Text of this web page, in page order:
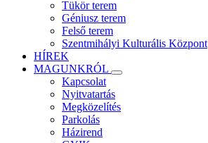
Tükör terem
Géniusz terem
Felső terem
Szentmihályi Kulturális Központ
HÍREK
MAGUNKRÓL
Kapcsolat
Nyitvatartás
Megközelítés
Parkolás
Házirend